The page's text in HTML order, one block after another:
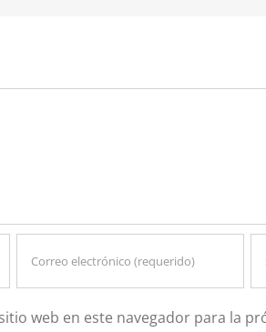
web en este navegador para la